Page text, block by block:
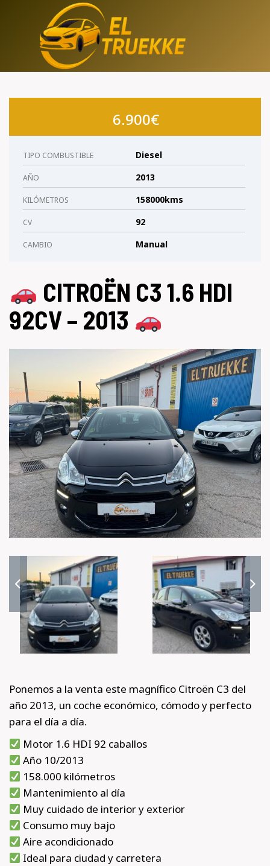
contenido
6.900€
TIPO COMBUSTIBLE Diesel
AÑO 2013
KILÓMETROS 158000kms
CV 92
CAMBIO Manual
CITROËN C3 1.6 HDI
92CV – 2013
Ponemos a la venta este magnífico Citroën C3 del
año 2013, un coche económico, cómodo y perfecto
para el día a día.
Motor 1.6 HDI 92 caballos
Año 10/2013
158.000 kilómetros
Mantenimiento al día
Muy cuidado de interior y exterior
Consumo muy bajo
Aire acondicionado
Ideal para ciudad y carretera